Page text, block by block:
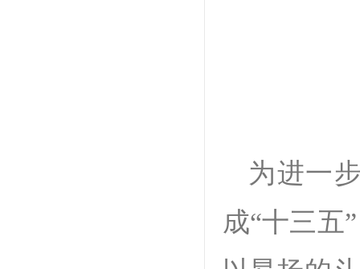
为进一
成“十三五